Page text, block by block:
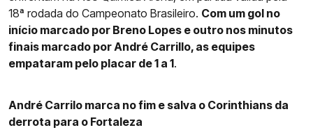
18ª rodada do Campeonato Brasileiro. Com um gol no
início marcado por Breno Lopes e outro nos minutos
finais marcado por André Carrillo, as equipes
empataram pelo placar de 1 a 1.
André Carrilo marca no fim e salva o Corinthians da
derrota para o Fortaleza